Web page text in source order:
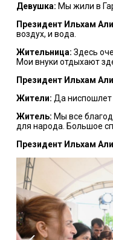
Девушка: Мы жили в
Президент Ильхам
воздух, и вода.
Жительница: Здесь
Мои внуки отдыхают
Президент Ильхам
Жители: Да ниспошлет
Житель: Мы все
для народа. Большое
Президент Ильхам